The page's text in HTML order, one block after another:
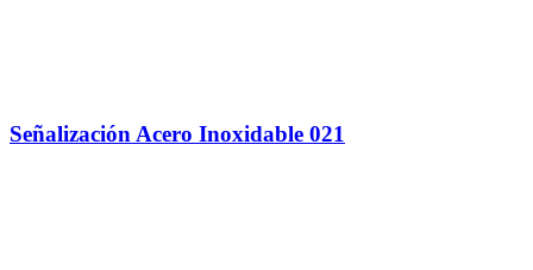
Señalización Acero Inoxidable 021